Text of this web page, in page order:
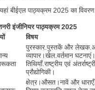
बीईएल पाठ्यक्रम 2025 का विवरण
इंजीनियर पाठ्यक्रम 2025
विषय
पुरस्कार.पुस्तकें और
व्यापार।खेल.वर्तमान
तिथियाँ.राष्ट्रीय एवं
प्रौद्योगिकी।
क्षेत्र।औसत।नावें और